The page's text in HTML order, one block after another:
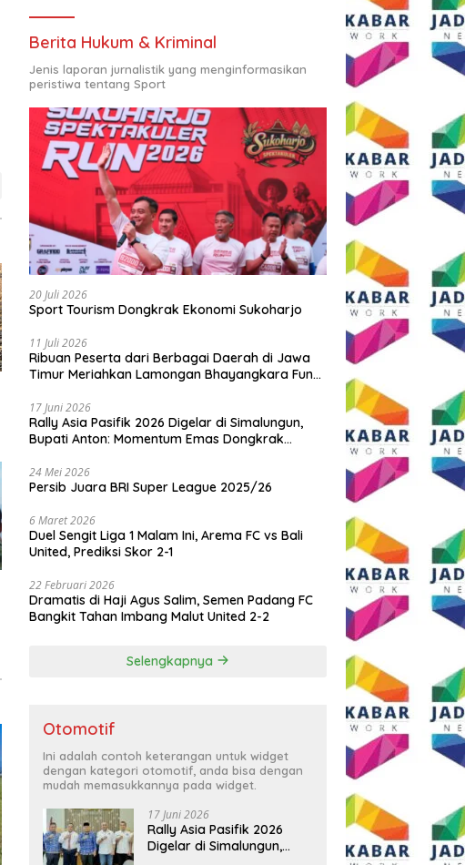
Berita Hukum & Kriminal
Jenis laporan jurnalistik yang menginformasikan
peristiwa tentang Sport
20 Juli 2026
Sport Tourism Dongkrak Ekonomi Sukoharjo
11 Juli 2026
Ribuan Peserta dari Berbagai Daerah di Jawa
Timur Meriahkan Lamongan Bhayangkara Fun
17 Juni 2026
Rally Asia Pasifik 2026 Digelar di Simalungun,
Bupati Anton: Momentum Emas Dongkrak
24 Mei 2026
Persib Juara BRI Super League 2025/26
6 Maret 2026
Duel Sengit Liga 1 Malam Ini, Arema FC vs Bali
United, Prediksi Skor 2-1
22 Februari 2026
Dramatis di Haji Agus Salim, Semen Padang FC
Bangkit Tahan Imbang Malut United 2-2
Selengkapnya
Otomotif
Ini adalah contoh keterangan untuk widget
dengan kategori otomotif, anda bisa dengan
mudah memasukkannya pada widget.
17 Juni 2026
Rally Asia Pasifik 2026
Digelar di Simalungun,